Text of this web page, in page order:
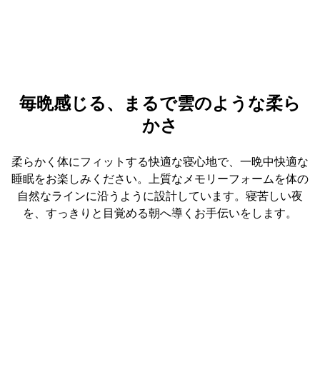
毎晩感じる、まるで雲のような柔ら
かさ
柔らかく体にフィットする快適な寝心地で、一晩中快適な
睡眠をお楽しみください。上質なメモリーフォームを体の
自然なラインに沿うように設計しています。寝苦しい夜
を、すっきりと目覚める朝へ導くお手伝いをします。